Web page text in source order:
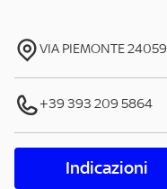
VIA PIEMONTE24059
+39 393 209 5864
Indicazioni